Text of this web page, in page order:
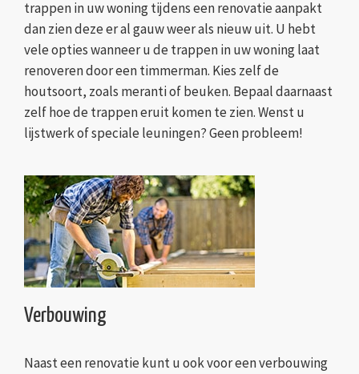
trappen in uw woning tijdens een renovatie aanpakt
dan zien deze er al gauw weer als nieuw uit. U hebt
vele opties wanneer u de trappen in uw woning laat
renoveren door een timmerman. Kies zelf de
houtsoort, zoals meranti of beuken. Bepaal daarnaast
zelf hoe de trappen eruit komen te zien. Wenst u
lijstwerk of speciale leuningen? Geen probleem!
Verbouwing
Naast een renovatie kunt u ook voor een verbouwing